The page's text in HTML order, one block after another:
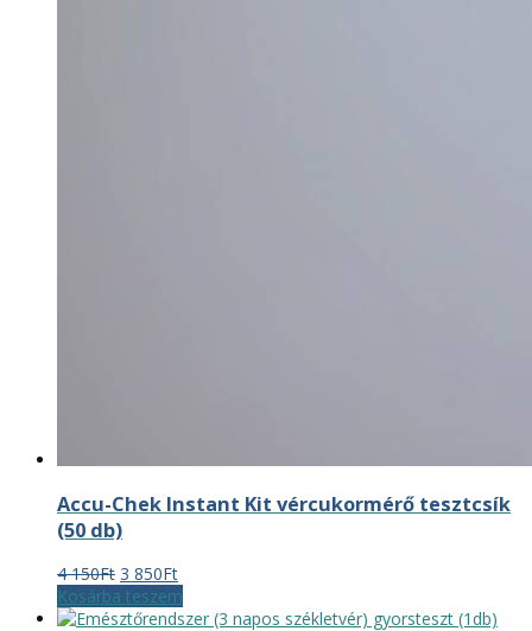
Accu-Chek Instant Kit vércukormérő tesztcsík
(50 db)
4 150Ft Original
price
was:
3 850FtCurrent
price
is:
Kosárba teszem